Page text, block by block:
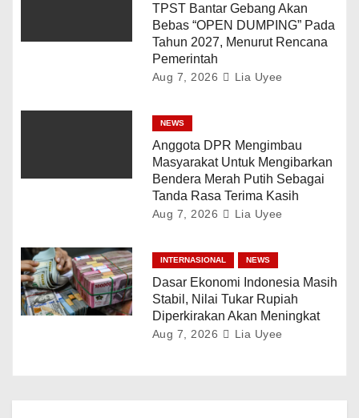
TPST Bantar Gebang Akan
Bebas “OPEN DUMPING” Pada
Tahun 2027, Menurut Rencana
Pemerintah
Aug 7, 2026 Lia Uyee
NEWS
Anggota DPR Mengimbau
Masyarakat Untuk Mengibarkan
Bendera Merah Putih Sebagai
Tanda Rasa Terima Kasih
Aug 7, 2026 Lia Uyee
INTERNASIONAL NEWS
Dasar Ekonomi Indonesia Masih
Stabil, Nilai Tukar Rupiah
Diperkirakan Akan Meningkat
Aug 7, 2026 Lia Uyee